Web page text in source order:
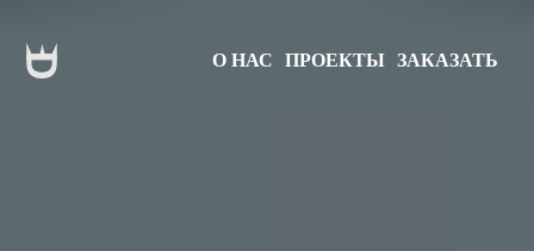
О НАС ПРОЕКТЫ ЗАКАЗАТЬ